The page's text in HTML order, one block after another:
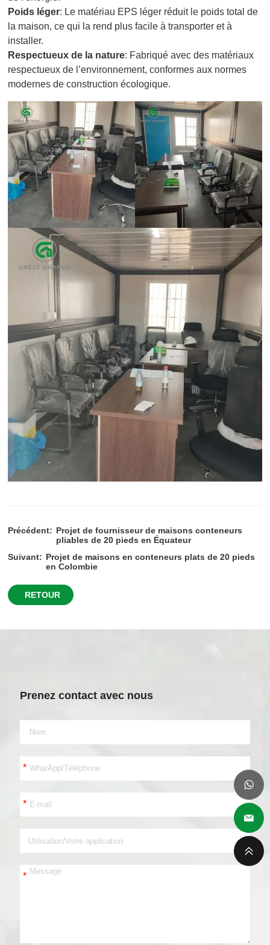
Poids léger: Le matériau EPS léger réduit le poids total de
la maison, ce qui la rend plus facile à transporter et à
installer.
Respectueux de la nature: Fabriqué avec des matériaux
respectueux de l’environnement, conformes aux normes
modernes de construction écologique.
Précédent: Projet de fournisseur de maisons conteneurs
pliables de 20 pieds en Équateur
Suivant: Projet de maisons en conteneurs plats de 20 pieds
en Colombie
RETOUR
Prenez contact avec nous
*
*
*